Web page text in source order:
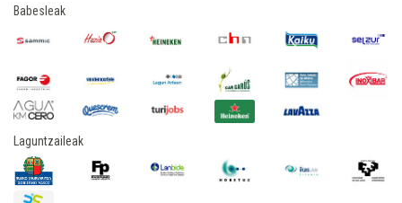
Babesleak
Laguntzaileak